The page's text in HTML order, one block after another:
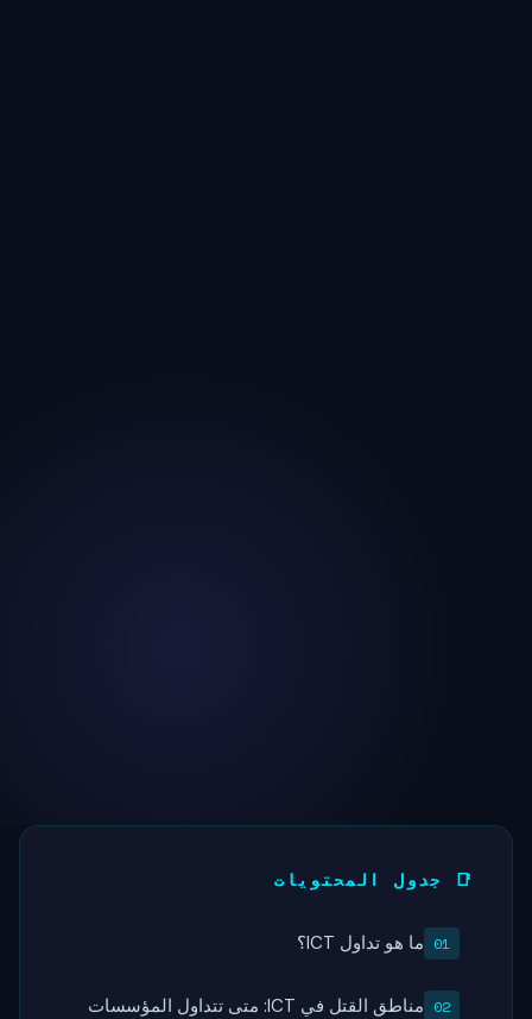
📑 جدول المحتويات
ما هو تداول ICT؟
مناطق القتل في ICT: متى تتداول المؤسسات